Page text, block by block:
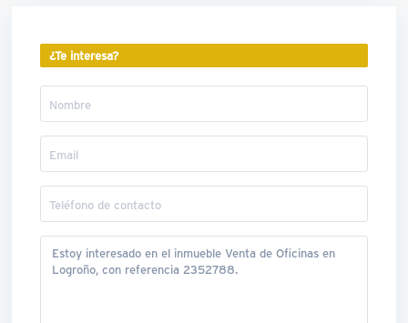
¿Te interesa?